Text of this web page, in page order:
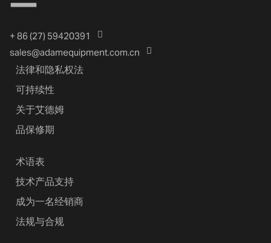
+ 86 (27) 59420391
sales@adamequipment.com.cn
法律和隐私权法
可持续性
关于艾德姆
品保修期
术语表
技术产品支持
成为一名经销商
法规与合规